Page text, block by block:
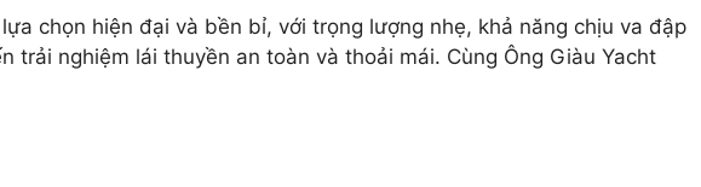
chọn hiện đại và bền bỉ, với trọng lượng nhẹ, khả năng chịu va đập
trải nghiệm lái thuyền an toàn và thoải mái. Cùng Ông Giàu Yacht